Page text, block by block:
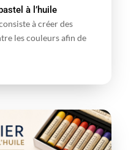
à l’huile
à créer des
les couleurs afin de